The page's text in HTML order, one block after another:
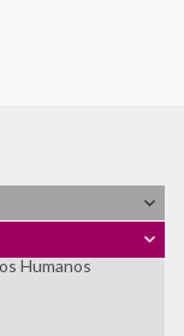
Humanos